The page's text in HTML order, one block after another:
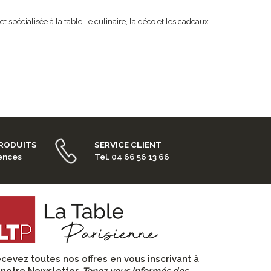
spécialisée à la table, le culinaire, la déco et les cadeaux
SERVICE CLIENT
Tel. 04 66 56 13 66
toutes nos offres en vous inscrivant à